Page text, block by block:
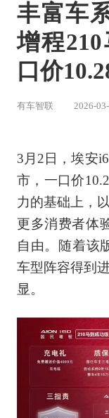
丰富车
增程
口价
有车智联 2026-
3月2日，埃安
市，一口价
力的基础上，
更多消费者体
自由。随着该
车型阵容得到
显。